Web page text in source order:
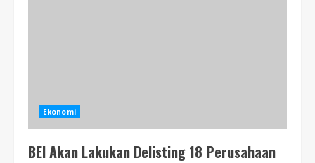
Ekonomi
BEI Akan Lakukan Delisting 18 Perusahaan